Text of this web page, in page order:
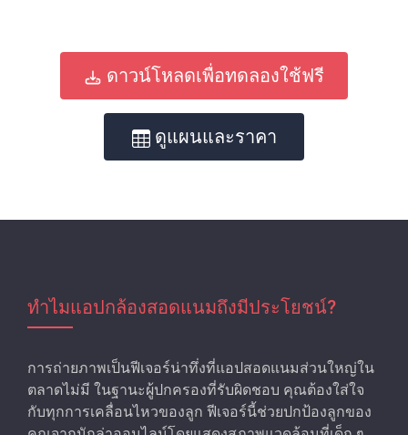
ดาวน์โหลดเพื่อทดลองใช้ฟรี
ดูแผนและราคา
ทําไมแอปกล้องสอดแนมถึงมีประโยชน์?
การถ่ายภาพเป็นฟีเจอร์น่าทึ่งที่แอปสอดแนมส่วนใหญ่ใน
ตลาดไม่มี ในฐานะผู้ปกครองที่รับผิดชอบ คุณต้องใส่ใจ
กับทุกการเคลื่อนไหวของลูก ฟีเจอร์นี้ช่วยปกป้องลูกของ